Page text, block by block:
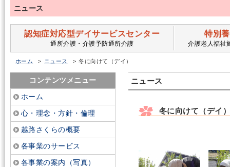
ニュース
認知症対応型デイサービスセンター
通所介護・介護予防通所介護
特別
介護老人福祉
ホーム ニュース 冬に向けて（デイ）
ニュース
冬に向けて（デイ
コンテンツメニュー
ホーム
心・理念・方針・倫理
越路さくらの概要
各事業のサービス
各事業の案内（写真）